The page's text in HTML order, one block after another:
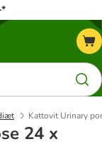
Kattovit Urinary
24 x